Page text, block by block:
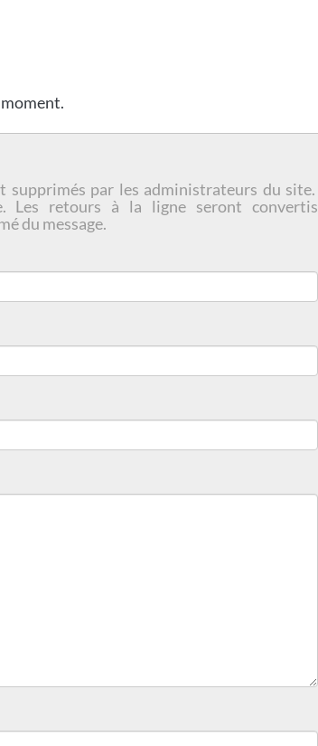
supprimés par les administrateurs du site.
Les retours à la ligne seront convertis
du message.